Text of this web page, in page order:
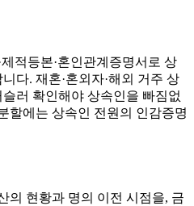
적등본·혼인관계증명서로 상
다. 재혼·혼외자·해외 거주 상
러 확인해야 상속인을 빠짐없
할에는 상속인 전원의 인감증명
의 현황과 명의 이전 시점을, 금